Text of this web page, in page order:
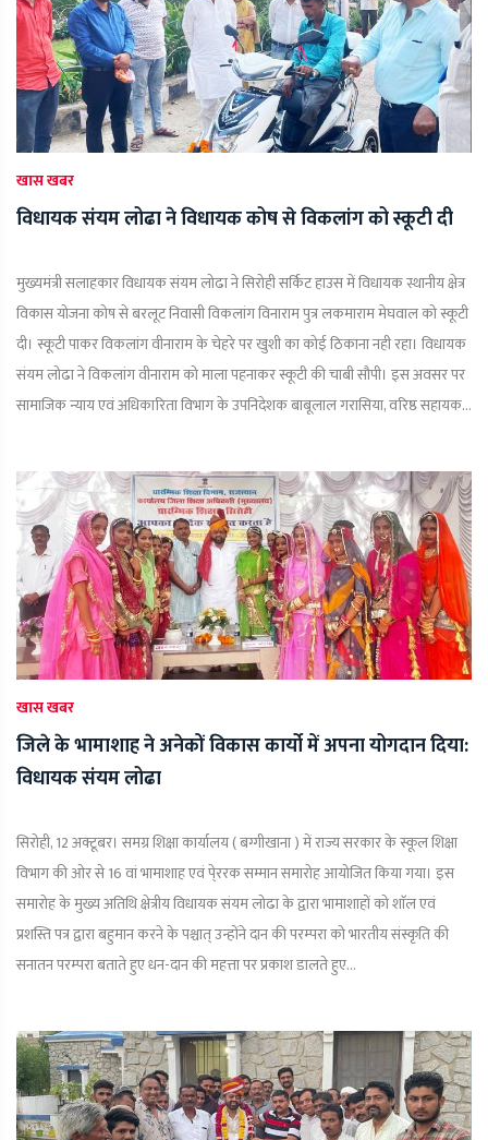
खास खबर
विधायक संयम लोढा ने विधायक कोष से विकलांग को स्कूटी दी
मुख्यमंत्री सलाहकार विधायक संयम लोढा ने सिरोही सर्किट हाउस में विधायक स्थानीय क्षेत्र
विकास योजना कोष से बरलूट निवासी विकलांग विनाराम पुत्र लकमाराम मेघवाल को स्कूटी
दी। स्कूटी पाकर विकलांग वीनाराम के चेहरे पर खुशी का कोई ठिकाना नही रहा। विधायक
संयम लोढा ने विकलांग वीनाराम को माला पहनाकर स्कूटी की चाबी सौपी। इस अवसर पर
सामाजिक न्याय एवं अधिकारिता विभाग के उपनिदेशक बाबूलाल गरासिया, वरिष्ठ सहायक...
खास खबर
जिले के भामाशाह ने अनेकों विकास कार्यो में अपना योगदान दिया:
विधायक संयम लोढा
सिरोही, 12 अक्टूबर। समग्र शिक्षा कार्यालय ( बग्गीखाना ) में राज्य सरकार के स्कूल शिक्षा
विभाग की ओर से 16 वां भामाशाह एवं पे्ररक सम्मान समारोह आयोजित किया गया। इस
समारोह के मुख्य अतिथि क्षेत्रीय विधायक संयम लोढा के द्वारा भामाशाहों को शाॅल एवं
प्रशस्ति पत्र द्वारा बहुमान करने के पश्चात् उन्होंने दान की परम्परा को भारतीय संस्कृति की
सनातन परम्परा बताते हुए धन-दान की महत्ता पर प्रकाश डालते हुए...